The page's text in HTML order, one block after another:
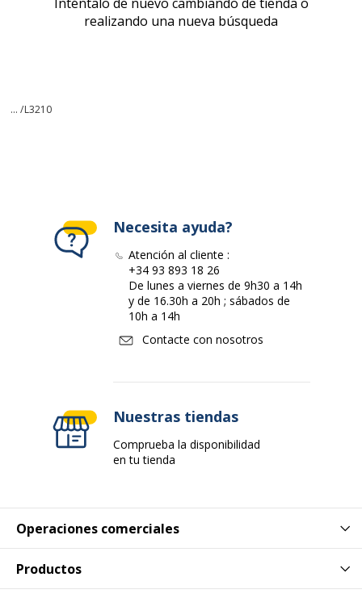
realizando una nueva búsqueda
... /L3210
Operaciones comerciales
Productos
Necesita ayuda?
Atención al cliente :
+34 93 893 18 26
De lunes a viernes de 9h30 a 14h
y de 16.30h a 20h ; sábados de
10h a 14h
Contacte con nosotros
Nuestras tiendas
Comprueba la disponibilidad
en tu tienda